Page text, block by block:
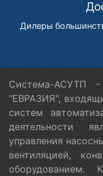
Дилеры
Система-АСУТП
"ЕВРАЗИЯ",
систем
деятельности
управления
вентиляцией,
оборудованием.